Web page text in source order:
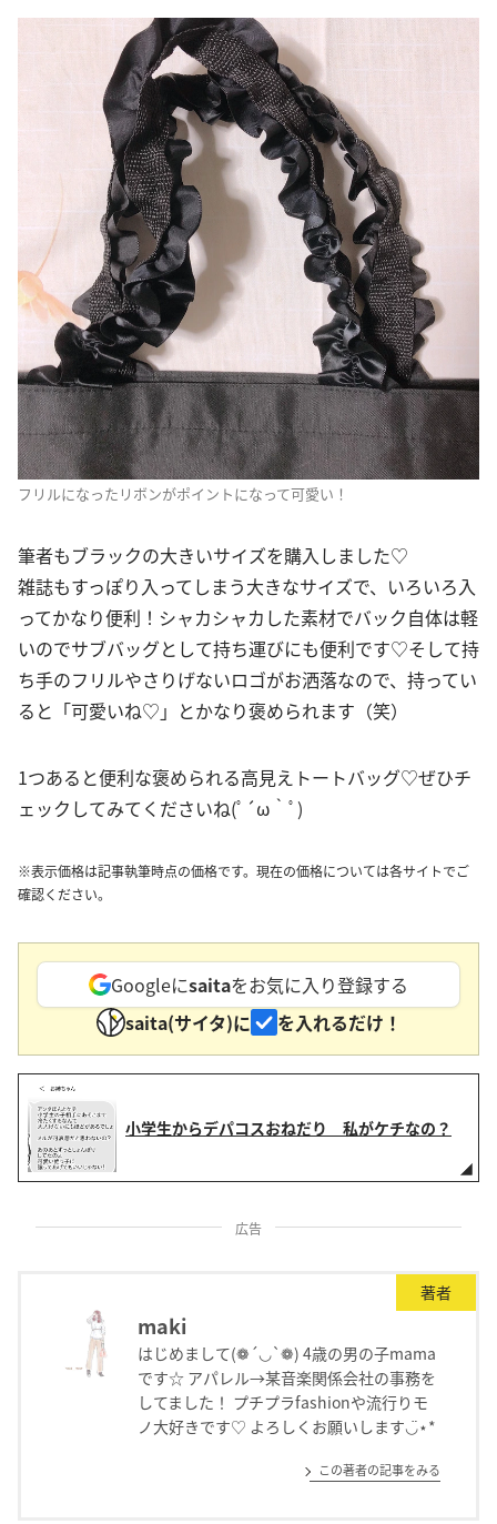
フリルになったリボンがポイントになって可愛い！
筆者もブラックの大きいサイズを購入しました♡
雑誌もすっぽり入ってしまう大きなサイズで、いろいろ入
ってかなり便利！シャカシャカした素材でバック自体は軽
いのでサブバッグとして持ち運びにも便利です♡そして持
ち手のフリルやさりげないロゴがお洒落なので、持ってい
ると「可愛いね♡」とかなり褒められます（笑）
1つあると便利な褒められる高見えトートバッグ♡ぜひチ
ェックしてみてくださいね(ﾟ´ω｀ﾟ)
※表示価格は記事執筆時点の価格です。現在の価格については各サイトでご
確認ください。
Googleにsaitaをお気に入り登録する
saita(サイタ)に
を入れるだけ！
小学生からデパコスおねだり 私がケチなの？
広告
著者
maki
はじめまして(❁´◡`❁) 4歳の男の子mama
です☆ アパレル→某音楽関係会社の事務を
してました！ プチプラfashionや流行りモ
ノ大好きです♡ よろしくお願いします◡̈⋆*
この著者の記事をみる